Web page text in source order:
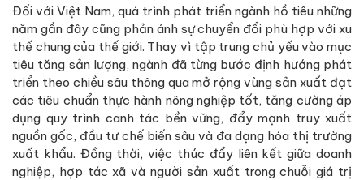
Đối với Việt Nam, quá trình phát triển ngành hồ tiêu những
năm gần đây cũng phản ánh sự chuyển đổi phù hợp với xu
thế chung của thế giới. Thay vì tập trung chủ yếu vào mục
tiêu tăng sản lượng, ngành đã từng bước định hướng phát
triển theo chiều sâu thông qua mở rộng vùng sản xuất đạt
các tiêu chuẩn thực hành nông nghiệp tốt, tăng cường áp
dụng quy trình canh tác bền vững, đẩy mạnh truy xuất
nguồn gốc, đầu tư chế biến sâu và đa dạng hóa thị trường
xuất khẩu. Đồng thời, việc thúc đẩy liên kết giữa doanh
nghiệp, hợp tác xã và người sản xuất trong chuỗi giá trị